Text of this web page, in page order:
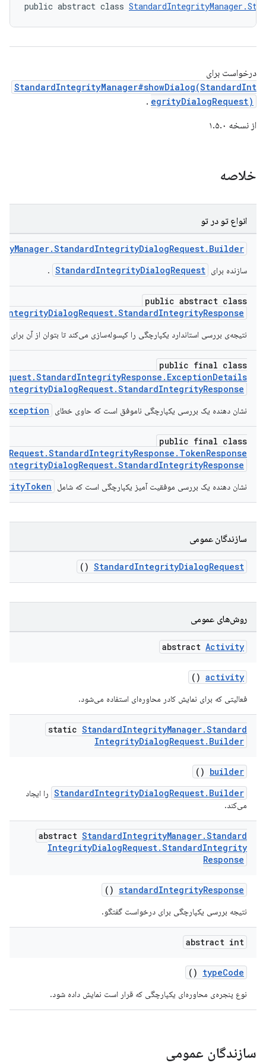
public abstract class
درخواست برای
StandardIntegrityManager#showDialog(StandardInt
egrityDialogRequest)
.
از نسخه ۱.۵.۰
خلاصه
انواع تو در تو
سازنده برای StandardIntegrityDialogRequest
.
public abstract class
نتیجه‌ی بررسی استاندارد یکپارچگی را کپسوله‌سازی می‌کند تا بتوان از آن
public final class
نشان دهنده یک بررسی یکپارچگی ناموفق است که حاوی خطای
public final class
نشان دهنده یک بررسی موفقیت آمیز یکپارچگی است که شامل
سازندگان عمومی
StandardIntegrityDialogRequest
()
روش‌های عمومی
abstract Activity
activity
()
فعالیتی که برای نمایش کادر محاوره‌ای استفاده می‌شود.
static StandardIntegrityManager.Standard
IntegrityDialogRequest. Builder
builder
()
StandardIntegrityDialogRequest.Builder را ایجاد
می‌کند.
abstract StandardIntegrityManager.Standard
IntegrityDialogRequest.StandardIntegrity
Response
standardIntegrityResponse
()
نتیجه بررسی یکپارچگی برای درخواست گفتگو.
abstract int
typeCode
()
نوع پنجره‌ی محاوره‌ای یکپارچگی که قرار است نمایش داده شود.
سازندگان عمومی